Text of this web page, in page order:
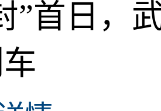
”首日，